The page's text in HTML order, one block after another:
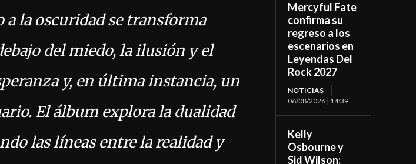
la oscuridad se transforma
del miedo, la ilusión y el
y, en última instancia, un
El álbum explora la dualidad
las líneas entre la realidad y
Mercyful Fate
confirma su
regreso a los
escenarios en
Leyendas Del
Rock 2027
NOTICIAS
06/08/2026 | 14:39
Kelly
Osbourne y
Sid Wilson: